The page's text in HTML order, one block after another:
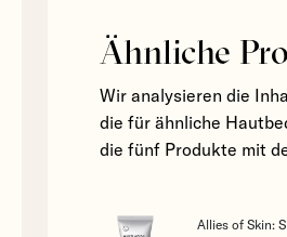
Ähnliche
Wir analysieren die
die für ähnliche
die fünf Produkte mit
Allies of Skin: